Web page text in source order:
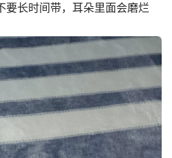
要长时间带，耳朵里面会磨烂